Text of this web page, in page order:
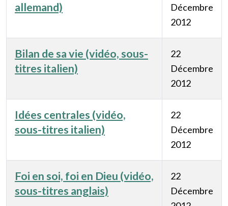
allemand)
Décembre
2012
Bilan de sa vie (vidéo, sous-
titres italien)
22
Décembre
2012
Idées centrales (vidéo,
sous-titres italien)
22
Décembre
2012
Foi en soi, foi en Dieu (vidéo,
sous-titres anglais)
22
Décembre